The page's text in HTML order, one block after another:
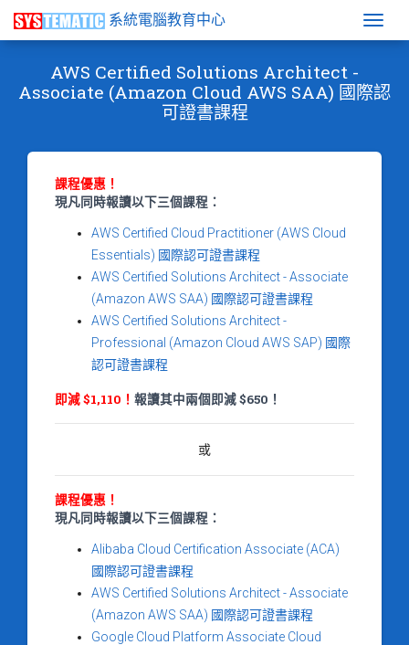
系統電腦教育中心
AWS Certified Solutions Architect -
Associate (Amazon Cloud AWS SAA) 國際認
可證書課程
課程優惠！
現凡同時報讀以下三個課程：
AWS Certified Cloud Practitioner (AWS Cloud
Essentials) 國際認可證書課程
AWS Certified Solutions Architect - Associate
(Amazon AWS SAA) 國際認可證書課程
AWS Certified Solutions Architect -
Professional (Amazon Cloud AWS SAP) 國際
認可證書課程
即減 $1,110！ 報讀其中兩個即減 $650！
或
課程優惠！
現凡同時報讀以下三個課程：
Alibaba Cloud Certification Associate (ACA)
國際認可證書課程
AWS Certified Solutions Architect - Associate
(Amazon AWS SAA) 國際認可證書課程
Google Cloud Platform Associate Cloud